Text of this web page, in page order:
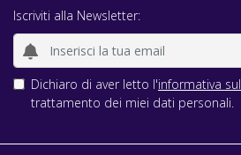
Iscriviti alla Newsletter:
Dichiaro di aver letto l'informativa
trattamento dei miei dati personali.